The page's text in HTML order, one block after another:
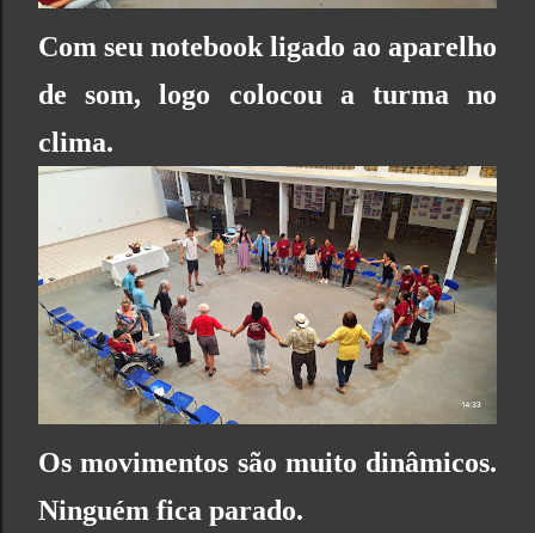
Com seu notebook ligado ao aparelho
de som, logo colocou a turma no
clima.
Os movimentos são muito dinâmicos.
Ninguém fica parado.